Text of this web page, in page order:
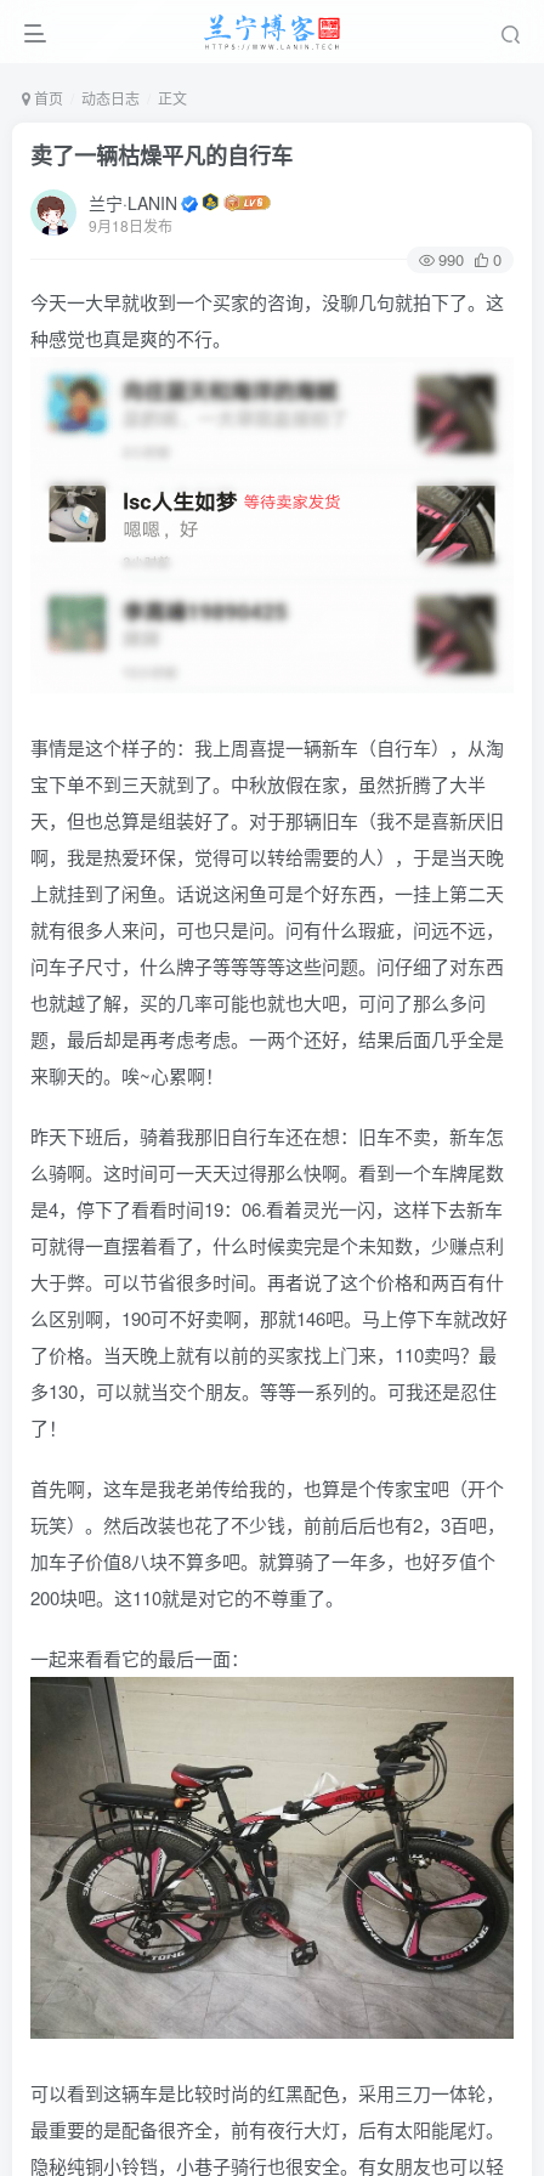
首页 动态日志 正文
卖了一辆枯燥平凡的自行车
兰宁·LANIN
9月18日发布
990 0
今天一大早就收到一个买家的咨询，没聊几句就拍下了。这
种感觉也真是爽的不行。
事情是这个样子的：我上周喜提一辆新车（自行车），从淘
宝下单不到三天就到了。中秋放假在家，虽然折腾了大半
天，但也总算是组装好了。对于那辆旧车（我不是喜新厌旧
啊，我是热爱环保，觉得可以转给需要的人），于是当天晚
上就挂到了闲鱼。话说这闲鱼可是个好东西，一挂上第二天
就有很多人来问，可也只是问。问有什么瑕疵，问远不远，
问车子尺寸，什么牌子等等等等这些问题。问仔细了对东西
也就越了解，买的几率可能也就也大吧，可问了那么多问
题，最后却是再考虑考虑。一两个还好，结果后面几乎全是
来聊天的。唉~心累啊！
昨天下班后，骑着我那旧自行车还在想：旧车不卖，新车怎
么骑啊。这时间可一天天过得那么快啊。看到一个车牌尾数
是4，停下了看看时间19：06.看着灵光一闪，这样下去新车
可就得一直摆着看了，什么时候卖完是个未知数，少赚点利
大于弊。可以节省很多时间。再者说了这个价格和两百有什
么区别啊，190可不好卖啊，那就146吧。马上停下车就改好
了价格。当天晚上就有以前的买家找上门来，110卖吗？最
多130，可以就当交个朋友。等等一系列的。可我还是忍住
了！
首先啊，这车是我老弟传给我的，也算是个传家宝吧（开个
玩笑）。然后改装也花了不少钱，前前后后也有2，3百吧，
加车子价值8八块不算多吧。就算骑了一年多，也好歹值个
200块吧。这110就是对它的不尊重了。
一起来看看它的最后一面：
可以看到这辆车是比较时尚的红黑配色，采用三刀一体轮，
最重要的是配备很齐全，前有夜行大灯，后有太阳能尾灯。
隐秘纯铜小铃铛，小巷子骑行也很安全。有女朋友也可以轻